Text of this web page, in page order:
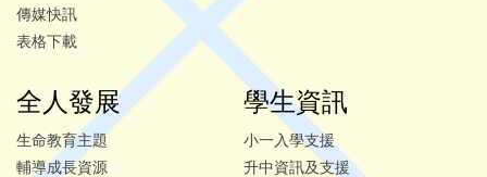
傳媒快訊
表格下載
全人發展
生命教育主題
輔導成長資源
學生資訊
小一入學支援
升中資訊及支援